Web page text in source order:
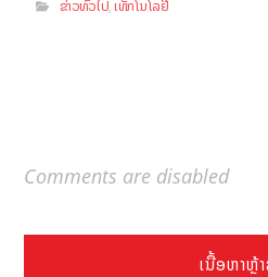
ຂ່າວທົ່ວໄປ,ເທັກໂນໂລຢີ
Comments are disabled
ເນື້ອຫາຫຼ້